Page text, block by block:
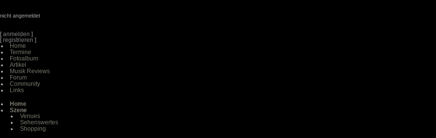
nicht angemeldet
[anmelden ]
[registrieren ]
Home
Termine
Fotoalbum
Artikel
Musik Reviews
Forum
Community
Links
Home
Szene
Venues
Sehenswertes
Shopping